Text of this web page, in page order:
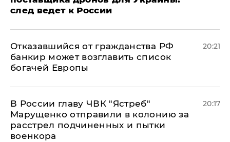
след ведет к России
Отказавшийся от гражданства РФ
банкир может возглавить список
богачей Европы
20:21
В России главу ЧВК "Ястреб"
Марущенко отправили в колонию за
расстрел подчиненных и пытки
военкора
20:17